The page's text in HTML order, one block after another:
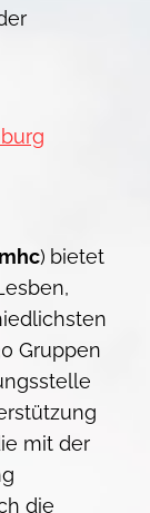
mhc) bietet
Gruppen
mit der
die